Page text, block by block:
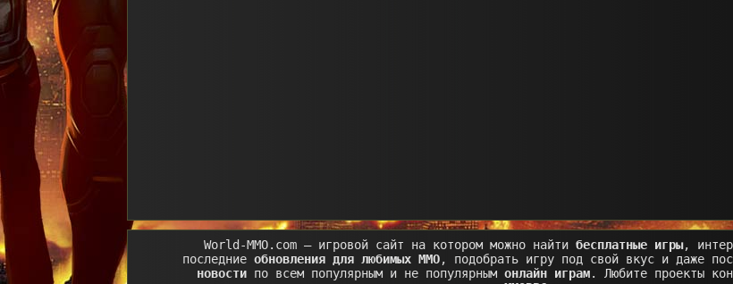
World-MMO.com – игровой сайт на котором можно найти бесплатные игры,
последние обновления для любимых MMO, подобрать игру под свой вкус и даже
новости по всем популярным и не популярным онлайн играм. Любите проекты